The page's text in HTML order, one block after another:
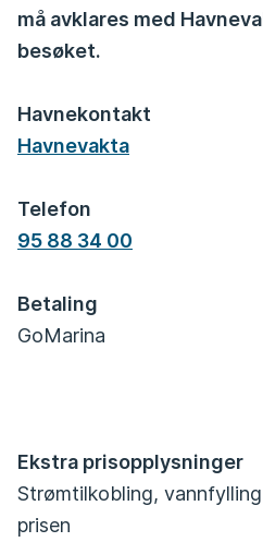
må avklares med
besøket.
Havnekontakt
Havnevakta
Telefon
95 88 34 00
Betaling
GoMarina
Ekstra prisopplysninger
Strømtilkobling,
prisen